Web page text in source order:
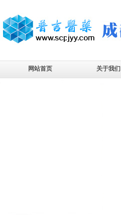
网站首页 关于我们